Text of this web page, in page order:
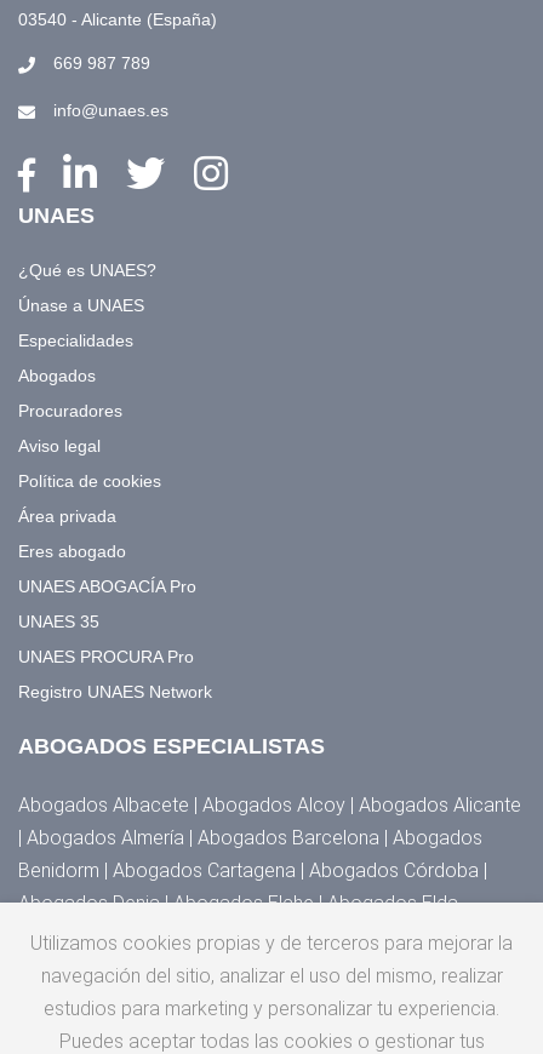
03540 - Alicante (España)
669 987 789
info@unaes.es
UNAES
¿Qué es UNAES?
Únase a UNAES
Especialidades
Abogados
Procuradores
Aviso legal
Política de cookies
Área privada
Eres abogado
UNAES ABOGACÍA Pro
UNAES 35
UNAES PROCURA Pro
Registro UNAES Network
ABOGADOS ESPECIALISTAS
Abogados Albacete | Abogados Alcoy | Abogados Alicante
| Abogados Almería | Abogados Barcelona | Abogados
Benidorm | Abogados Cartagena | Abogados Córdoba |
Abogados Denia | Abogados Elche | Abogados Elda,
Novelda y Villena | Abogados Granada | Abogados Huesca |
Abogados Jaén | Abogados Madrid | Abogados Málaga |
Abogados Murcia | Abogados Orihuela, Torrevieja y
Guardamar | Abogados San Cristóbal de la Laguna |
Utilizamos cookies propias y de terceros para mejorar la
navegación del sitio, analizar el uso del mismo, realizar
estudios para marketing y personalizar tu experiencia.
Puedes aceptar todas las cookies o gestionar tus